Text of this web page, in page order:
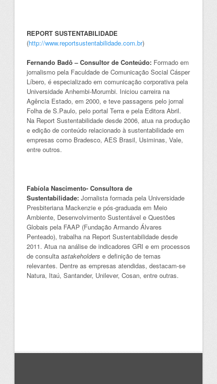
REPORT SUSTENTABILIDADE
(http://www.reportsustentabilidade.com.br)
Fernando Badô – Consultor de Conteúdo: Formado em
jornalismo pela Faculdade de Comunicação Social Cásper
Líbero, é especializado em comunicação corporativa pela
Universidade Anhembi-Morumbi. Iniciou carreira na
Agência Estado, em 2000, e teve passagens pelo jornal
Folha de S.Paulo, pelo portal Terra e pela Editora Abril.
Na Report Sustentabilidade desde 2006, atua na produção
e edição de conteúdo relacionado à sustentabilidade em
empresas como Bradesco, AES Brasil, Usiminas, Vale,
entre outros.
Fabíola Nascimento- Consultora de
Sustentabilidade: Jornalista formada pela Universidade
Presbiteriana Mackenzie e pós-graduada em Meio
Ambiente, Desenvolvimento Sustentável e Questões
Globais pela FAAP (Fundação Armando Álvares
Penteado), trabalha na Report Sustentabilidade desde
2011. Atua na análise de indicadores GRI e em processos
de consulta astakeholders e definição de temas
relevantes. Dentre as empresas atendidas, destacam-se
Natura, Itaú, Santander, Unilever, Cosan, entre outras.